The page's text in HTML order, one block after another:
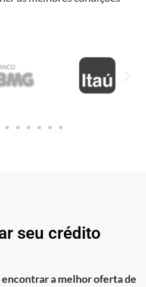
seu crédito
encontrar a melhor oferta de